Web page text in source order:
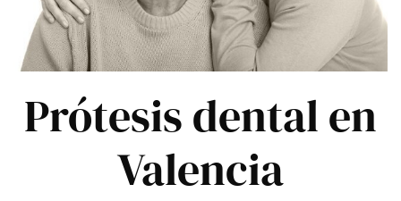
Prótesis dental en
Valencia